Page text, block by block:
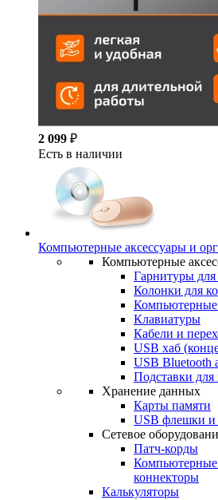
2 099 ₽
Есть в наличии
Компьютерные аксессуары и
Компьютерные
Гарнитуры
Колонки для
Клавиатуры
Кабели и
USB хаб
USB Bluetooth
Подставки для
Хранение данных
Карты памяти
USB флешки и
Сетевое
Патч-корды
Компьютерные
коннекторы
Калькуляторы